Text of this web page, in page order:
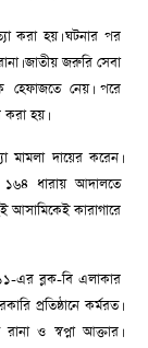
করা হয়। ঘটনার পর
জাতীয় জরুরি সেবা
হেফাজতে নেয়। পরে
করা হয়।
মামলা দায়ের করেন।
১৬৪ ধারায় আদালতে
আসামিকেই কারাগারে
এর ব্লক-বি এলাকার
প্রতিষ্ঠানে কর্মরত।
ও স্বপ্না আক্তার।